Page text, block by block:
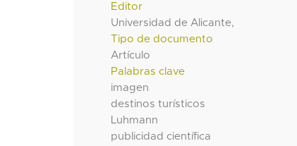
Editor
Universidad de Alicante,
Tipo de documento
Artículo
Palabras clave
imagen
destinos turísticos
Luhmann
publicidad científica